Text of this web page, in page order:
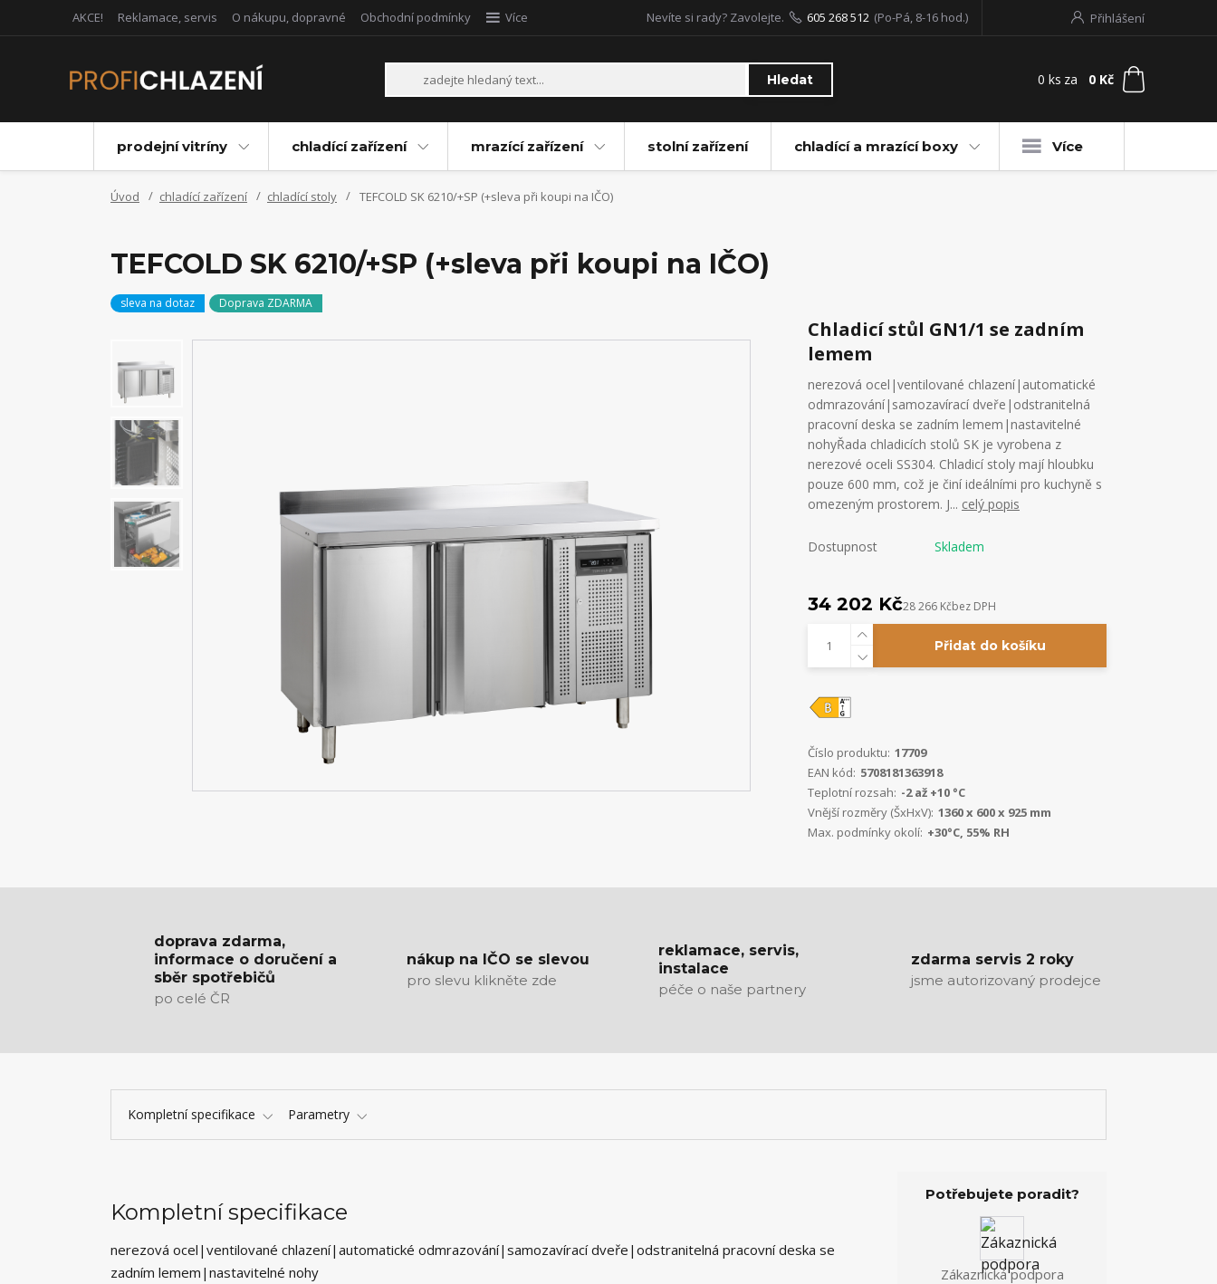
AKCE! Reklamace, servis O nákupu, dopravné Obchodní podmínky Více Přihlášení
Hledat
Nevíte si rady? Zavolejte. 605 268 512 (Po-Pá, 8-16 hod.)
0 ks za 0 Kč
prodejní vitríny chladící zařízení mrazící zařízení stolní zařízení chladící a mrazící boxy Více
Úvod chladící zařízení chladící stoly TEFCOLD SK 6210/+SP (+sleva při koupi na IČO)
TEFCOLD SK 6210/+SP (+sleva při koupi na IČO)
sleva na dotaz Doprava ZDARMA
Chladicí stůl GN1/1 se zadním
lemem
nerezová ocel|ventilované chlazení|automatické
odmrazování|samozavírací dveře|odstranitelná
pracovní deska se zadním lemem|nastavitelné
nohyŘada chladicích stolů SK je vyrobena z
nerezové oceli SS304. Chladicí stoly mají hloubku
pouze 600 mm, což je činí ideálními pro kuchyně s
omezeným prostorem. J... celý popis
Dostupnost Skladem
34 202 Kč28 266 Kčbez DPH
Přidat do košíku
Číslo produktu: 17709
EAN kód: 5708181363918
Teplotní rozsah: -2 až +10 °C
Vnější rozměry (ŠxHxV): 1360 x 600 x 925 mm
Max. podmínky okolí: +30°C, 55% RH
doprava zdarma,
informace o doručení a
sběr spotřebičů
po celé ČR
nákup na IČO se slevou
pro slevu klikněte zde
reklamace, servis,
instalace
péče o naše partnery
zdarma servis 2 roky
jsme autorizovaný prodejce
Kompletní specifikace Parametry
Kompletní specifikace
nerezová ocel|ventilované chlazení|automatické odmrazování|samozavírací dveře|odstranitelná pracovní deska se
zadním lemem|nastavitelné nohy
Potřebujete poradit?
Zákaznická podpora